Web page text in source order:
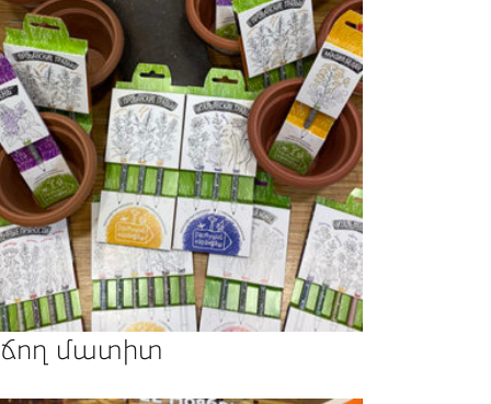
մատիտ